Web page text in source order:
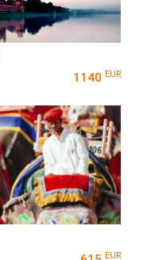
1140 EUR
EUR